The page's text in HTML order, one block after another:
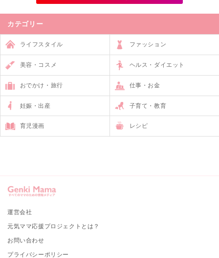
カテゴリー
ライフスタイル ファッション
美容・コスメ ヘルス・ダイエット
おでかけ・旅行 仕事・お金
妊娠・出産 子育て・教育
育児漫画 レシピ
運営会社
元気ママ応援プロジェクトとは？
お問い合わせ
プライバシーポリシー